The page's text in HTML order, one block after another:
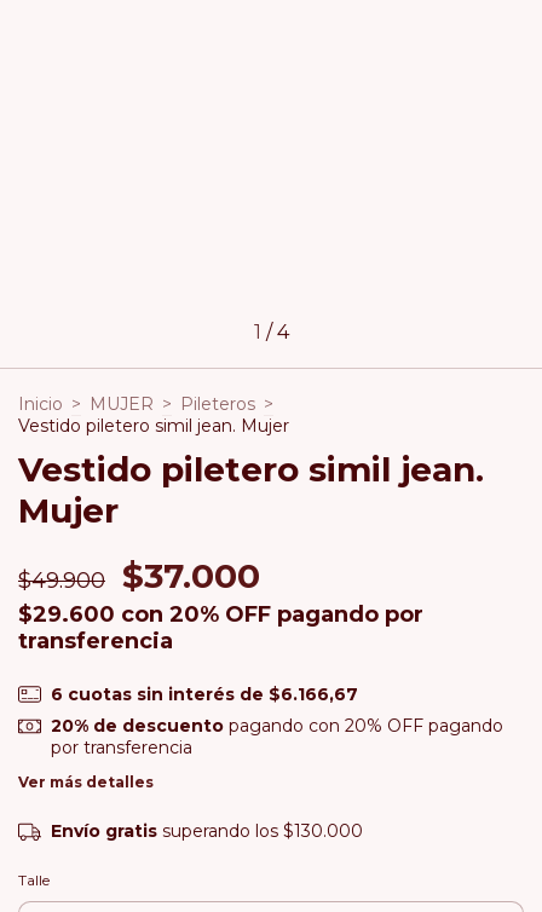
1 /4
Inicio > MUJER > Pileteros >
Vestido piletero simil jean. Mujer
Vestido piletero simil jean.
Mujer
$49.900 $37.000
$29.600 con 20% OFF pagando por
transferencia
6 cuotas sin interés de $6.166,67
20% de descuentopagando con 20% OFF pagando
por transferencia
Ver más detalles
Envío gratis superando los $130.000
Talle